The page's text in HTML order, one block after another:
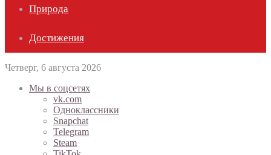
Природа
Достижения
Четверг, 6 августа 2026
Мы в соцсетях
vk.com
Одноклассники
Snapchat
Telegram
Steam